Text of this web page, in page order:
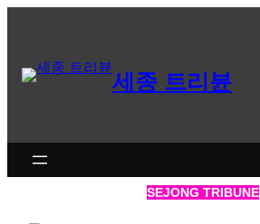
세종 트리뷴
SEJONG TRIBUNE